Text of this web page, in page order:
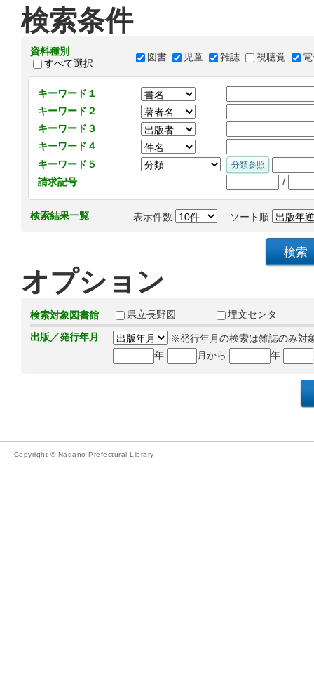
検索条件
資料種別
すべて選択
図書 児童 雑誌 視聴覚
キーワード１
キーワード２
キーワード３
キーワード４
キーワード５
請求記号
/
検索結果一覧 表示件数 ソート順
オプション
検索対象図書館 県立長野図
埋文センタ
出版／発行年月
※発行年月の検索は雑誌のみ対
年
月から 年
Copyright © Nagano Prefectural Library